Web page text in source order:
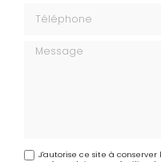
Téléphone
Message